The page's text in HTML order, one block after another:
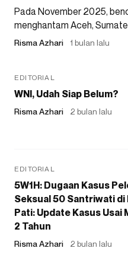
Pada November 2025,
menghantam Aceh,
Risma Azhari 1 bulan lalu
EDITORIAL
WNI, Udah Siap Belum?
Risma Azhari 2 bulan lalu
EDITORIAL
5W1H: Dugaan Kasus
Seksual 50 Santriwati
Pati: Update Kasus Usai
2 Tahun
Risma Azhari 2 bulan lalu